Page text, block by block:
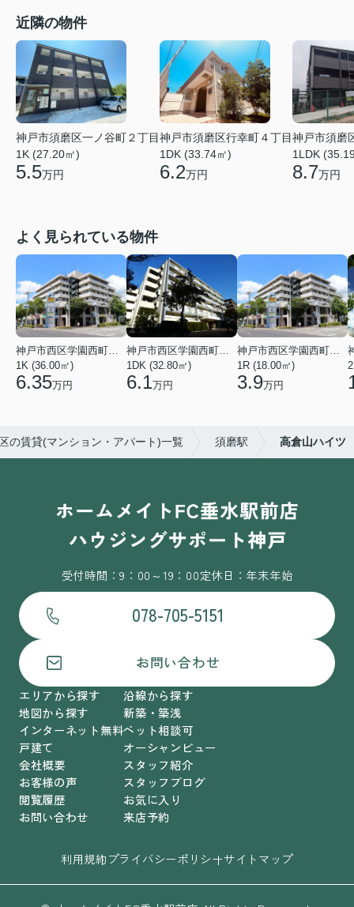
近隣の物件
神戸市須磨区一ノ谷町２丁目
1K (27.20㎡)
5.5万円
神戸市須磨区行幸町４丁目
1DK (33.74㎡)
6.2万円
神戸市須磨
1LDK
8.7万円
よく見られている物件
神戸市西区学園西町４丁目
1K (36.00㎡)
6.35万円
神戸市西区学園西町７丁目
1DK (32.80㎡)
6.1万円
神戸市西区学園西町４丁目
1R (18.00㎡)
3.9万円
の賃貸(マンション・アパート)一覧 須磨駅 高倉山ハイツ
受付時間：9：00～19：00定休日：年末年始
078-705-5151
お問い合わせ
エリアから探す
地図から探す
インターネット無料
戸建て
会社概要
お客様の声
閲覧履歴
お問い合わせ
沿線から探す
新築・築浅
ペット相談可
オーシャンビュー
スタッフ紹介
スタッフブログ
お気に入り
来店予約
利用規約プライバシーポリシーサイトマップ